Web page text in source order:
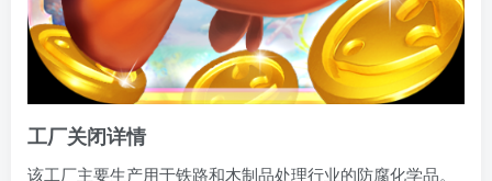
工厂关闭详情
该工厂主要生产用于铁路和木制品处理行业的防腐化学品。